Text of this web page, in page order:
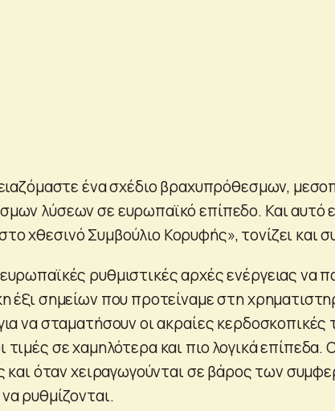
ένα σχέδιο βραχυπρόθεσμων,
λύσεων σε ευρωπαϊκό επίπεδο. Και αυτό
χθεσινό Συμβούλιο Κορυφής», τονίζει και
ρυθμιστικές αρχές ενέργειας να
έξι σημείων που προτείναμε στη
να σταματήσουν οι ακραίες κερδοσκοπικές
τιμές σε χαμηλότερα και πιο λογικά επίπεδα.
και όταν χειραγωγούνται σε βάρος των
ρυθμίζονται.